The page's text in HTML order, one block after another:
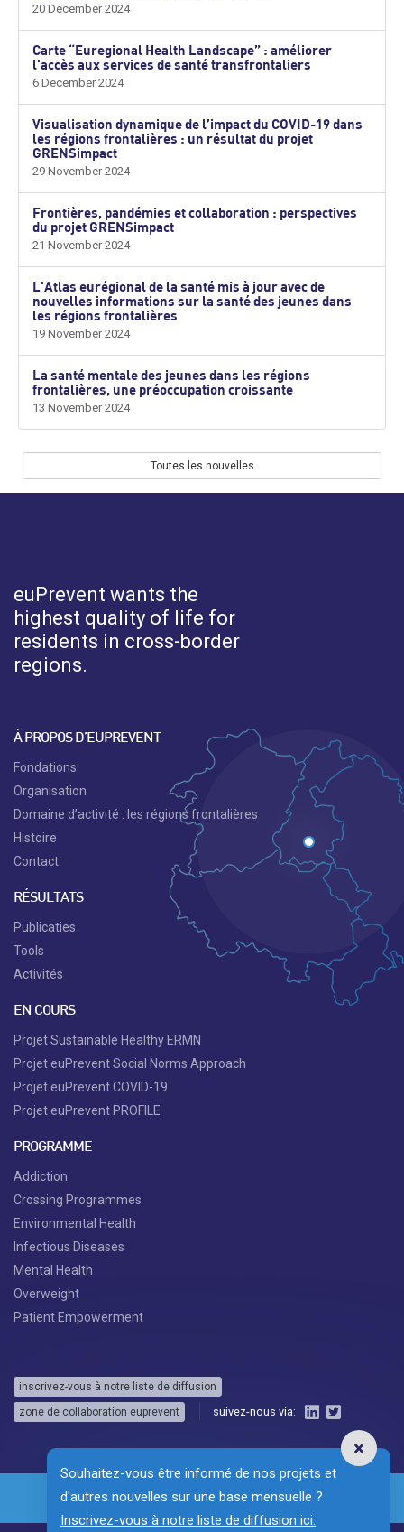
20 December 2024
Carte “Euregional Health Landscape” : améliorer
l'accès aux services de santé transfrontaliers
6 December 2024
Visualisation dynamique de l’impact du COVID-19 dans
les régions frontalières : un résultat du projet
GRENSimpact
29 November 2024
Frontières, pandémies et collaboration : perspectives
du projet GRENSimpact
21 November 2024
L'Atlas eurégional de la santé mis à jour avec de
nouvelles informations sur la santé des jeunes dans
les régions frontalières
19 November 2024
La santé mentale des jeunes dans les régions
frontalières, une préoccupation croissante
13 November 2024
Toutes les nouvelles
Souhaitez-vous être informé de nos projets et
d'autres nouvelles sur une base mensuelle ?
Inscrivez-vous à notre liste de diffusion ici.
euPrevent wants the
highest quality of life for
residents in cross-border
regions.
À PROPOS D’EUPREVENT
Fondations
Organisation
Domaine d’activité : les régions frontalières
Histoire
Contact
RÉSULTATS
Publicaties
Tools
Activités
EN COURS
Projet Sustainable Healthy ERMN
Projet euPrevent Social Norms Approach
Projet euPrevent COVID-19
Projet euPrevent PROFILE
PROGRAMME
Addiction
Crossing Programmes
Environmental Health
Infectious Diseases
Mental Health
Overweight
Patient Empowerment
inscrivez-vous à notre liste de diffusion
zone de collaboration euprevent
suivez-nous via: